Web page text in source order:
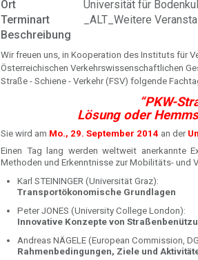
Ort
Universität für
Terminart
_ALT_Weitere
Beschreibung
Wir freuen uns, in Kooperation des Instituts für
Österreichischen Verkehrswissenschaftlichen
Straße - Schiene - Verkehr (FSV) folgende
“PKW-
Lösung oder
Sie wird am Mo., 29. September 2014 an der
Einen Tag lang werden weltweit anerkannte
Methoden und Erkenntnisse zur Mobilitäts- und
Karl STEININGER (Universität Graz):
Transportökonomische Grundlagen
Peter JONES (University College London):
Innovative Konzepte von
Andreas NÄGELE (European Commission,
Rahmenbedingungen, Ziele und